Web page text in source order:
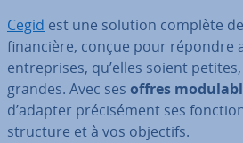
Cegid est une solution complète
fi­nan­cière, conçue pour répondre
en­tre­prises, qu’elles soient
grandes. Avec ses offres
d’adapter pré­ci­sé­ment ses
structure et à vos objectifs.